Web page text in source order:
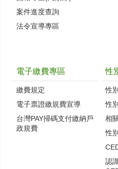
案件進度查詢
法令宣導專區
電子繳費專區
繳費規定
電子票證繳規費宣導
台灣PAY掃碼支付繳納戶
政規費
性
性
性
相
性
認